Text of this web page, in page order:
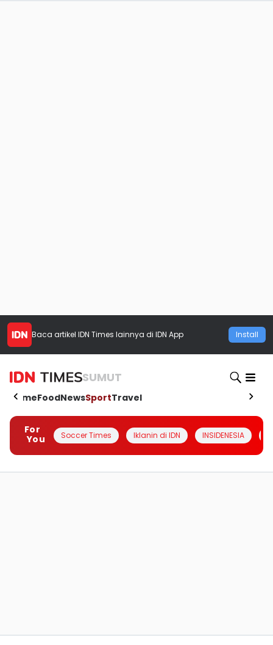
Baca artikel IDN Times lainnya di IDN App Install
SUMUT
HomeFoodNewsSportTravel
For
You
Soccer Times Iklanin di IDN INSIDENESIA